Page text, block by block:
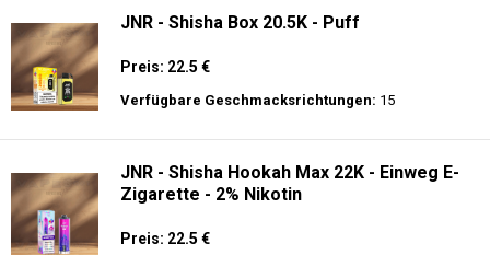
JNR - Shisha Box 20.5K - Puff
Preis: 22.5 €
Verfügbare Geschmacksrichtungen: 15
JNR - Shisha Hookah Max 22K - Einweg E-
Zigarette - 2% Nikotin
Preis: 22.5 €